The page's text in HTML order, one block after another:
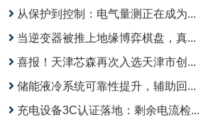
从保护到控制：电气量测正在成为...
当逆变器被推上地缘博弈棋盘，真...
喜报！天津芯森再次入选天津市创...
储能液冷系统可靠性提升，辅助回...
充电设备3C认证落地：剩余电流检...